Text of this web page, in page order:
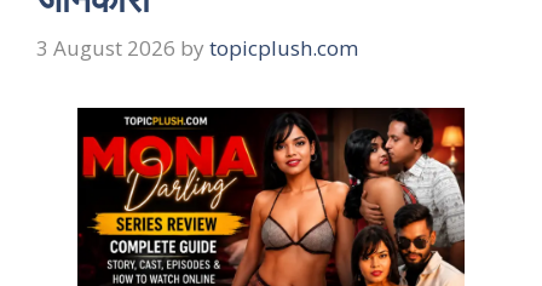
3 August 2026 by topicplush.com